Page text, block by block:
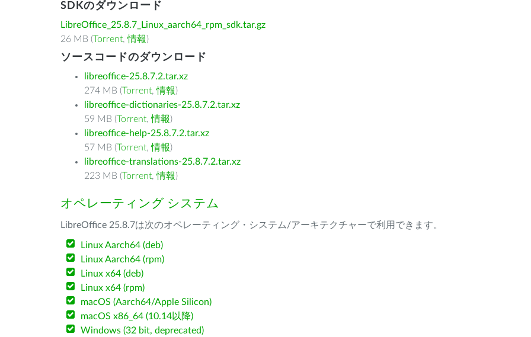
SDKのダウンロード
LibreOffice_25.8.7_Linux_aarch64_rpm_sdk.tar.gz
26 MB (Torrent,情報)
ソースコードのダウンロード
libreoffice-25.8.7.2.tar.xz
274 MB (Torrent,情報)
libreoffice-dictionaries-25.8.7.2.tar.xz
59 MB (Torrent,情報)
libreoffice-help-25.8.7.2.tar.xz
57 MB (Torrent,情報)
libreoffice-translations-25.8.7.2.tar.xz
223 MB (Torrent,情報)
オペレーティング システム
LibreOffice 25.8.7は次のオペレーティング・システム/アーキテクチャーで利用できます。
Linux Aarch64 (deb)
Linux Aarch64 (rpm)
Linux x64 (deb)
Linux x64 (rpm)
macOS (Aarch64/Apple Silicon)
macOS x86_64 (10.14以降)
Windows (32 bit, deprecated)